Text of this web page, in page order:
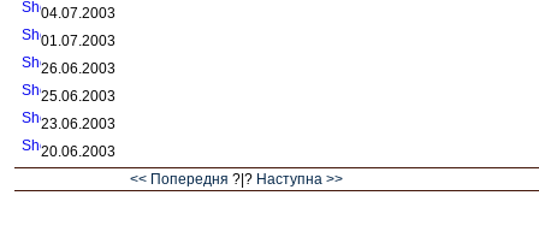
04.07.2003
01.07.2003
26.06.2003
25.06.2003
23.06.2003
20.06.2003
<< Попередня ?|? Наступна >>